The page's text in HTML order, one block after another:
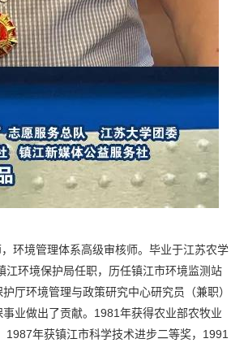
环境管理体系高级审核师。毕业于江苏农学
环境保护局任职，历任镇江市环境监测站
厅环境管理与政策研究中心研究员（兼职）
业做出了贡献。1981年获得农业部农牧业
年获镇江市科学技术进步二等奖，1991